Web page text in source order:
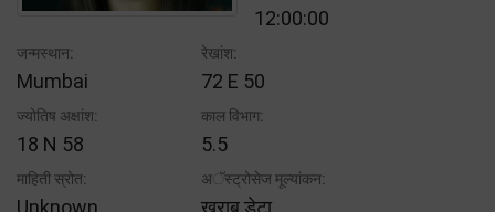
12:00:00
जन्मस्थान:
Mumbai
रेखांश:
72 E 50
ज्योतिष अक्षांश:
18 N 58
काल विभाग:
5.5
माहिती स्रोत:
Unknown
अॅस्ट्रोसेज मूल्यांकन:
खराब डेटा